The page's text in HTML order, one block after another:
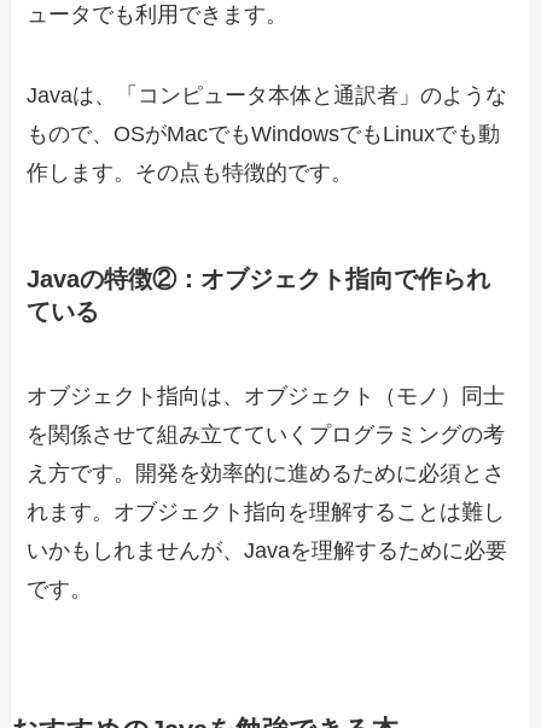
ュータでも利用できます。
Javaは、「コンピュータ本体と通訳者」のような
もので、OSがMacでもWindowsでもLinuxでも動
作します。その点も特徴的です。
Javaの特徴②：オブジェクト指向で作られ
ている
オブジェクト指向は、オブジェクト（モノ）同士
を関係させて組み立てていくプログラミングの考
え方です。開発を効率的に進めるために必須とさ
れます。オブジェクト指向を理解することは難し
いかもしれませんが、Javaを理解するために必要
です。